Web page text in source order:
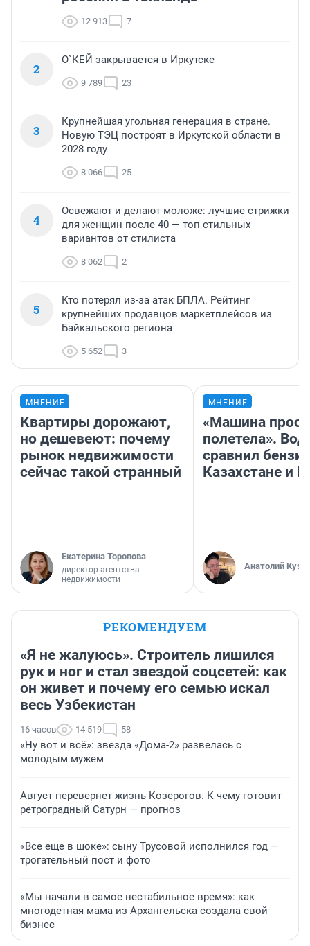
12 913 7
2
О`КЕЙ закрывается в Иркутске
9 789 23
3
Крупнейшая угольная генерация в стране.
Новую ТЭЦ построят в Иркутской области в
2028 году
8 066 25
4
Освежают и делают моложе: лучшие стрижки
для женщин после 40 — топ стильных
вариантов от стилиста
8 062 2
5
Кто потерял из-за атак БПЛА. Рейтинг
крупнейших продавцов маркетплейсов из
Байкальского региона
5 652 3
МНЕНИЕ
Квартиры дорожают,
но дешевеют: почему
рынок недвижимости
сейчас такой странный
Екатерина Торопова
директор агентства
недвижимости
МНЕНИЕ
«Машина
полетела».
сравнил
Казахстане и
Анатолий
РЕКОМЕНДУЕМ
«Я не жалуюсь». Строитель лишился
рук и ног и стал звездой соцсетей: как
он живет и почему его семью искал
весь Узбекистан
16 часов 14 519 58
«Ну вот и всё»: звезда «Дома-2» развелась с
молодым мужем
Август перевернет жизнь Козерогов. К чему готовит
ретроградный Сатурн — прогноз
«Все еще в шоке»: сыну Трусовой исполнился год —
трогательный пост и фото
«Мы начали в самое нестабильное время»: как
многодетная мама из Архангельска создала свой
бизнес